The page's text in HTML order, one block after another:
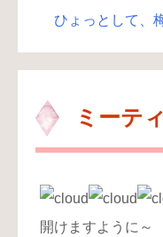
ひょっとして、
ミーテ
開けますように～